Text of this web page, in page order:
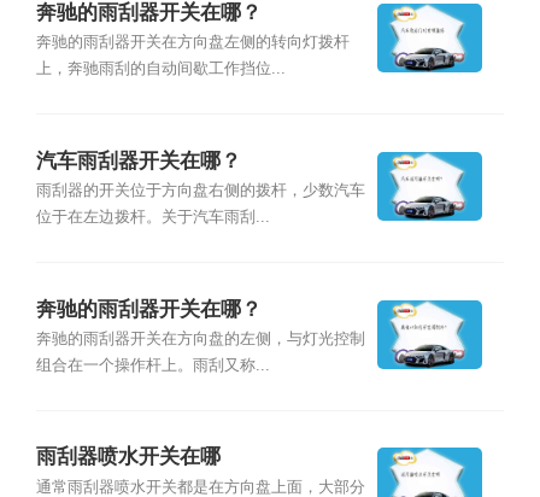
奔驰的雨刮器开关在哪？
奔驰的雨刮器开关在方向盘左侧的转向灯拨杆
上，奔驰雨刮的自动间歇工作挡位...
汽车雨刮器开关在哪？
雨刮器的开关位于方向盘右侧的拨杆，少数汽车
位于在左边拨杆。关于汽车雨刮...
奔驰的雨刮器开关在哪？
奔驰的雨刮器开关在方向盘的左侧，与灯光控制
组合在一个操作杆上。雨刮又称...
雨刮器喷水开关在哪
通常雨刮器喷水开关都是在方向盘上面，大部分